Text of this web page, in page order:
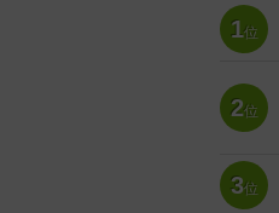
1位
2位
3位